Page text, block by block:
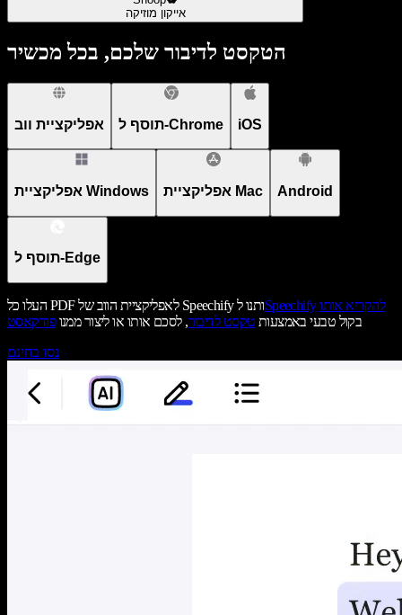
אייקון מוזיקה
הטקסט לדיבור שלכם, בכל מכשיר
אפליקציית ווב תוסף ל-Chrome iOS
אפליקציית Windows אפליקציית Mac Android
תוסף ל-Edge
העלו כל PDF לאפליקציית הווב של Speechify ותנו לSpeechify להקריא אותו
בקול טבעי באמצעות טקסט לדיבור, לסכם אותו או ליצור ממנופודקאסט
נסו בחינם